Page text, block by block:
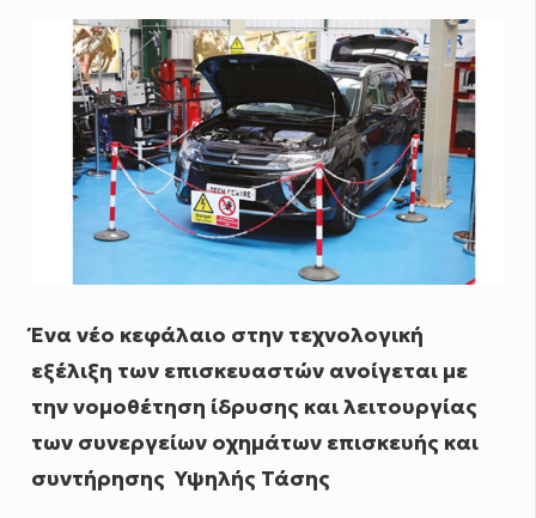
Ένα νέο κεφάλαιο στην τεχνολογική
εξέλιξη των επισκευαστών ανοίγεται με
την νομοθέτηση ίδρυσης και λειτουργίας
των συνεργείων οχημάτων επισκευής και
συντήρησης Υψηλής Τάσης